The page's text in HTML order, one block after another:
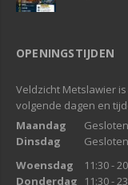
OPENINGSTIJDEN
Veldzicht Metslawier
volgende dagen en
Maandag
Gesloten
Dinsdag
Gesloten
Woensdag
11:30 -
Donderdag
11:30 -